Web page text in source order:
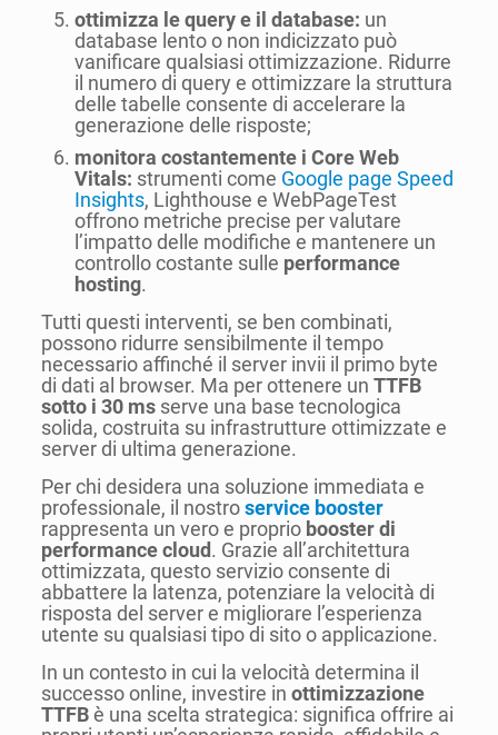
ottimizza le query e il database: un
database lento o non indicizzato può
vanificare qualsiasi ottimizzazione. Ridurre
il numero di query e ottimizzare la struttura
delle tabelle consente di accelerare la
generazione delle risposte;
monitora costantemente i Core Web
Vitals: strumenti come Google page Speed
Insights, Lighthouse e WebPageTest
offrono metriche precise per valutare
l’impatto delle modifiche e mantenere un
controllo costante sulle performance
hosting.
Tutti questi interventi, se ben combinati,
possono ridurre sensibilmente il tempo
necessario affinché il server invii il primo byte
di dati al browser. Ma per ottenere un TTFB
sotto i 30 msserve una base tecnologica
solida, costruita su infrastrutture ottimizzate e
server di ultima generazione.
Per chi desidera una soluzione immediata e
professionale, il nostroservice booster
rappresenta un vero e proprio booster di
performance cloud. Grazie all’architettura
ottimizzata, questo servizio consente di
abbattere la latenza, potenziare la velocità di
risposta del server e migliorare l’esperienza
utente su qualsiasi tipo di sito o applicazione.
In un contesto in cui la velocità determina il
successo online, investire in ottimizzazione
TTFBè una scelta strategica: significa offrire ai